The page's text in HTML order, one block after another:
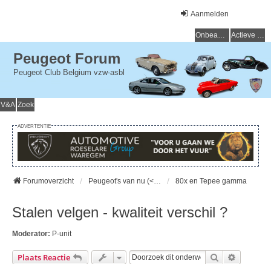
Aanmelden
Onbeantwoorde onderwerpen Actieve onderwerpen
Peugeot Forum
Peugeot Club Belgium vzw-asbl
V&A Zoek
ADVERTENTIE
Forumoverzicht Peugeot's van nu (< 15 jaar) - Peugeot d'aujourd'hui (< 15 ans) 80x en Tepee gamma
Stalen velgen - kwaliteit verschil ?
Moderator: P-unit
Plaats Reactie Zoek